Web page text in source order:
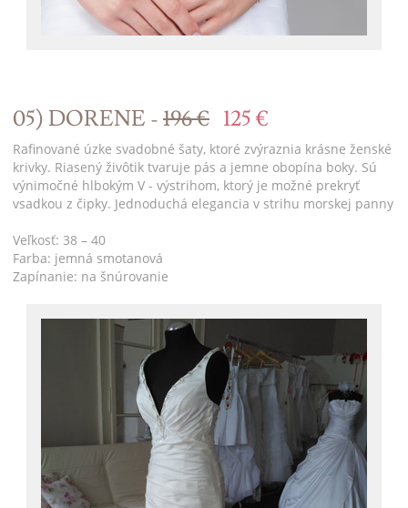
05) DORENE -196 € 125 €
Rafinované úzke svadobné šaty, ktoré zvýraznia krásne ženské
krivky. Riasený živôtik tvaruje pás a jemne obopína boky. Sú
výnimočné hlbokým V - výstrihom, ktorý je možné prekryť
vsadkou z čipky. Jednoduchá elegancia v strihu morskej panny
Veľkosť: 38 – 40
Farba: jemná smotanová
Zapínanie: na šnúrovanie